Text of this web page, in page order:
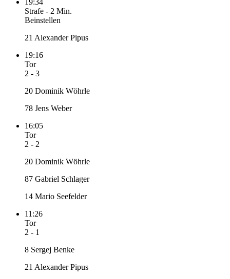
19:34
Strafe - 2 Min.
Beinstellen
21 Alexander Pipus
19:16
Tor
2 - 3
20 Dominik Wöhrle
78 Jens Weber
16:05
Tor
2 - 2
20 Dominik Wöhrle
87 Gabriel Schlager
14 Mario Seefelder
11:26
Tor
2 - 1
8 Sergej Benke
21 Alexander Pipus